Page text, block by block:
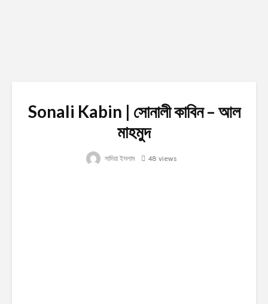
Sonali Kabin | সোনালী কাবিন – আল
মাহমুদ
সাদিয়া ইসলাম 48 views